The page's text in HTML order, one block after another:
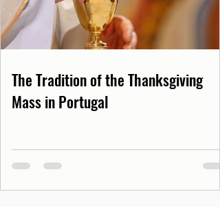
The Tradition of the Thanksgiving
Mass in Portugal